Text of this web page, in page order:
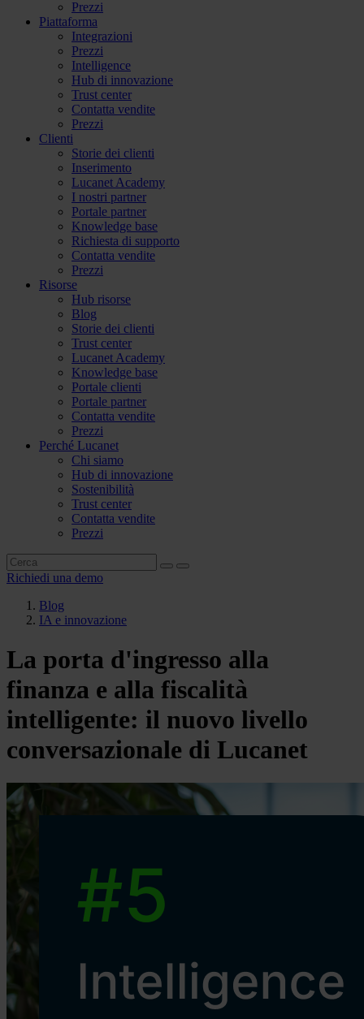
Prezzi
Piattaforma
Integrazioni
Prezzi
Intelligence
Hub di innovazione
Trust center
Contatta vendite
Prezzi
Clienti
Storie dei clienti
Inserimento
Lucanet Academy
I nostri partner
Portale partner
Knowledge base
Richiesta di supporto
Contatta vendite
Prezzi
Risorse
Hub risorse
Blog
Storie dei clienti
Trust center
Lucanet Academy
Knowledge base
Portale clienti
Portale partner
Contatta vendite
Prezzi
Perché Lucanet
Chi siamo
Hub di innovazione
Sostenibilità
Trust center
Contatta vendite
Prezzi
Richiedi una demo
Blog
IA e innovazione
La porta d'ingresso alla
finanza e alla fiscalità
intelligente: il nuovo livello
conversazionale di Lucanet